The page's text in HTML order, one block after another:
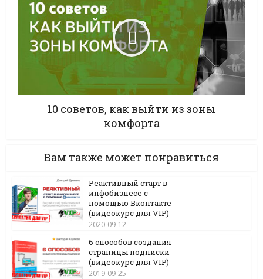
10 советов, как выйти из зоны
комфорта
Вам также может понравиться
Реактивный старт в
инфобизнесе с
помощью Вконтакте
(видеокурс для VIP)
2020-09-12
6 способов создания
страницы подписки
(видеокурс для VIP)
2019-09-25